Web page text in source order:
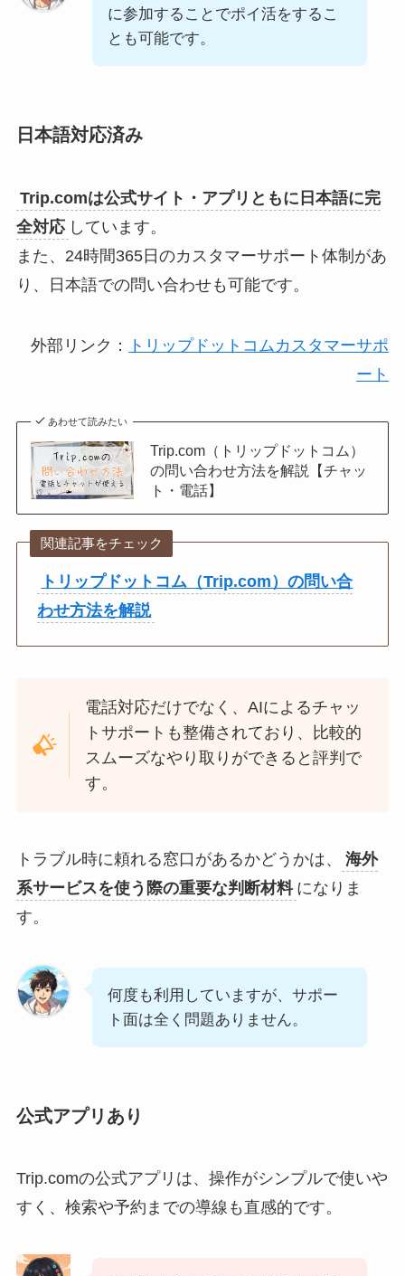
に参加することでポイ活をするこ
とも可能です。
日本語対応済み
Trip.comは公式サイト・アプリともに日本語に完
全対応 しています。
また、24時間365日のカスタマーサポート体制があ
り、日本語での問い合わせも可能です。
外部リンク：
トリップドットコムカスタマーサポ
ート
あわせて読みたい
Trip.com（トリップドットコム）
の問い合わせ方法を解説【チャッ
ト・電話】
関連記事をチェック
トリップドットコム（Trip.com）の問い合
わせ方法を解説
電話対応だけでなく、AIによるチャッ
トサポートも整備されており、比較的
スムーズなやり取りができると評判で
す。
トラブル時に頼れる窓口があるかどうかは、
海外
系サービスを使う際の重要な判断材料 になりま
す。
何度も利用していますが、サポー
ト面は全く問題ありません。
公式アプリあり
Trip.comの公式アプリは、操作がシンプルで使いや
すく、検索や予約までの導線も直感的です。